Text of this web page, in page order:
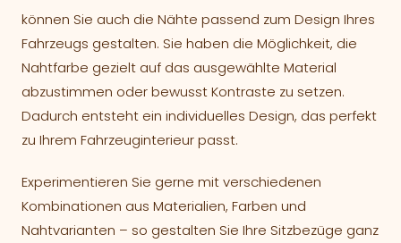
können Sie auch die Nähte passend zum Design Ihres
Fahrzeugs gestalten. Sie haben die Möglichkeit, die
Nahtfarbe gezielt auf das ausgewählte Material
abzustimmen oder bewusst Kontraste zu setzen.
Dadurch entsteht ein individuelles Design, das perfekt
zu Ihrem Fahrzeuginterieur passt.
Experimentieren Sie gerne mit verschiedenen
Kombinationen aus Materialien, Farben und
Nahtvarianten – so gestalten Sie Ihre Sitzbezüge ganz